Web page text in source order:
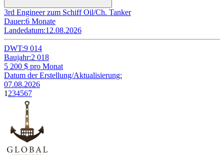
3rd Engineer zum Schiff Oil/Ch. Tanker
Dauer:6 Monate
Landedatum:12.08.2026
DWT:9 014
Baujahr:2 018
5 200 $ pro Monat
Datum der Erstellung/Aktualisierung:
07.08.2026
1 234567